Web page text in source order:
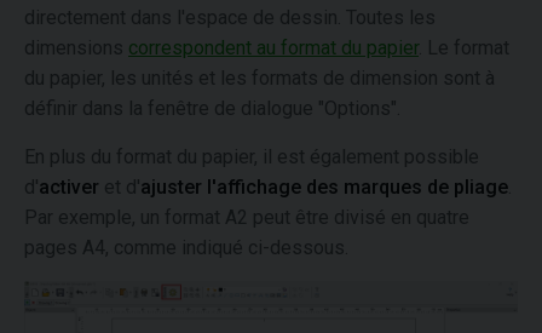
directement dans l'espace de dessin. Toutes les
dimensions correspondent au format du papier. Le format
du papier, les unités et les formats de dimension sont à
définir dans la fenêtre de dialogue "Options".
En plus du format du papier, il est également possible
d'activer et d'ajuster l'affichage des marques de pliage
Par exemple, un format A2 peut être divisé en quatre
pages A4, comme indiqué ci-dessous.